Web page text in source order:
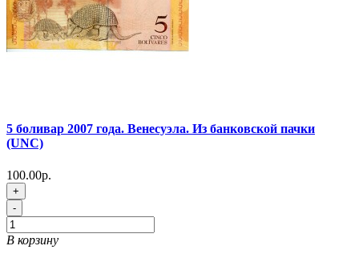
5 боливар 2007 года. Венесуэла. Из банковской пачки
(UNC)
100.00р.
+
-
В корзину